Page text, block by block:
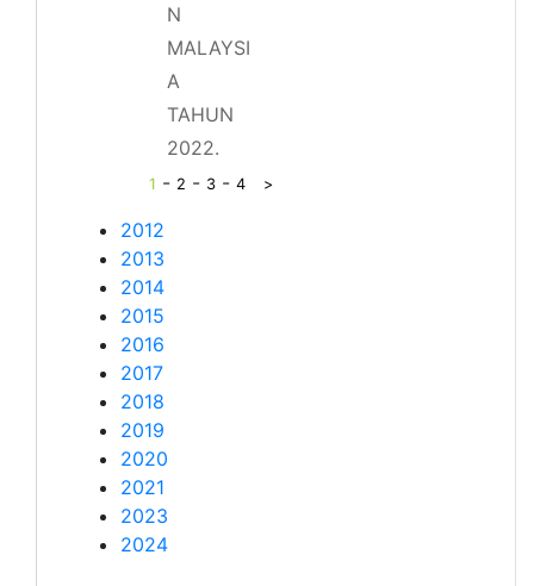
N
MALAYSI
A
TAHUN
2022.
1 - 2 - 3- 4 >
2012
2013
2014
2015
2016
2017
2018
2019
2020
2021
2023
2024